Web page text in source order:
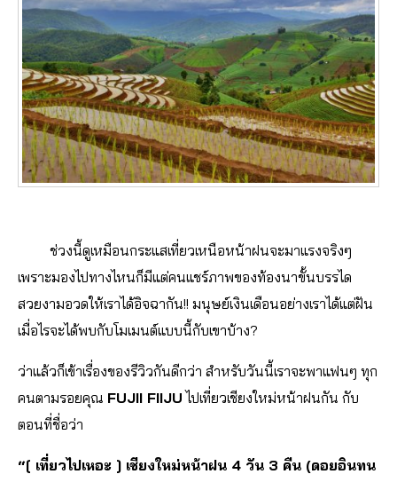
ช่วงนี้ดูเหมือนกระแสเที่ยวเหนือหน้าฝนจะมาแรงจริงๆ
เพราะมองไปทางไหนก็มีแต่คนแชร์ภาพของท้องนาขั้นบรรได
สวยงามอวดให้เราได้อิจฉากัน!! มนุษย์เงินเดือนอย่างเราได้แต่ฝัน
เมื่อไรจะได้พบกับโมเมนต์แบบนี้กับเขาบ้าง?
ว่าแล้วก็เข้าเรื่องของรีวิวกันดีกว่า สำหรับวันนี้เราจะพาแฟนๆ ทุก
คนตามรอยคุณ FUJII FIIJU ไปเที่ยวเชียงใหม่หน้าฝนกัน กับ
ตอนที่ชื่อว่า
“[ เที่ยวไปเหอะ ] เชียงใหม่หน้าฝน 4 วัน 3 คืน (ดอยอินทน